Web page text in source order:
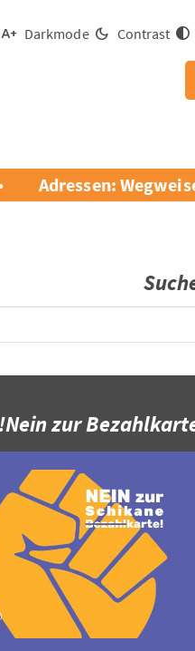
Contrast
Darkmode
Adressen:
Nein zur